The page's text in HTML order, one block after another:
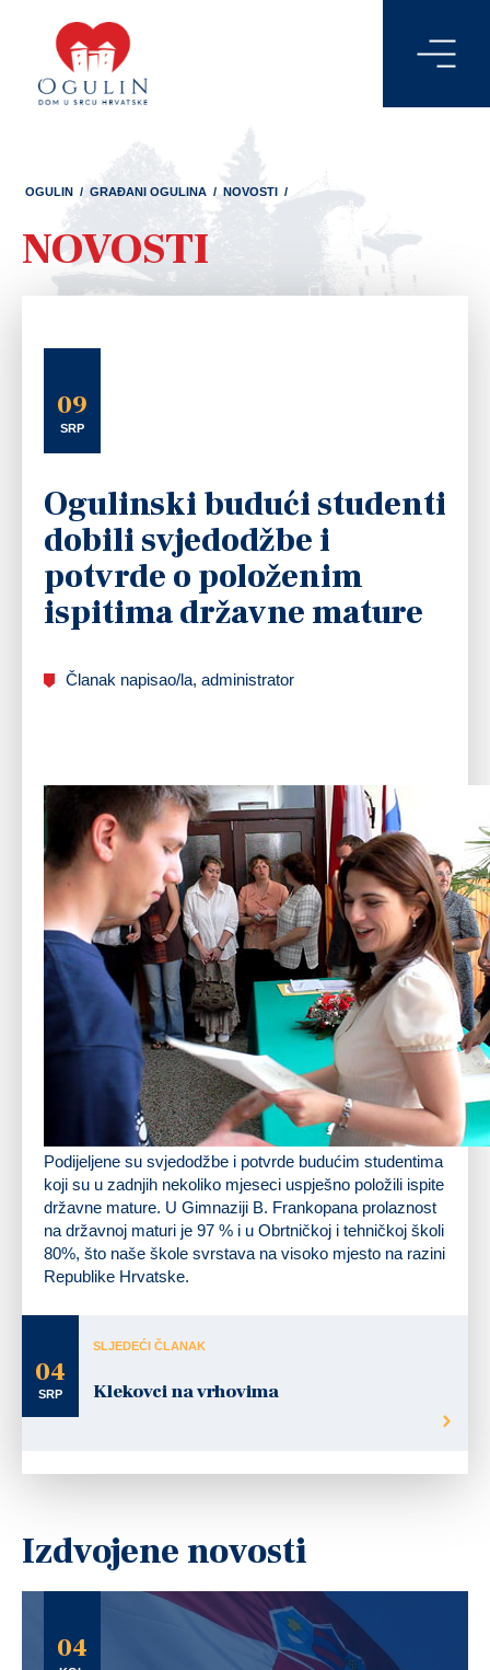
OGULIN / GRAĐANI OGULINA / NOVOSTI /
NOVOSTI
09
SRP
Ogulinski budući studenti
dobili svjedodžbe i
potvrde o položenim
ispitima državne mature
Članak napisao/la, administrator
Podijeljene su svjedodžbe i potvrde budućim studentima
koji su u zadnjih nekoliko mjeseci uspješno položili ispite
državne mature. U Gimnaziji B. Frankopana prolaznost
na državnoj maturi je 97 % i u Obrtničkoj i tehničkoj školi
80%, što naše škole svrstava na visoko mjesto na razini
Republike Hrvatske.
04
SRP
SLJEDEĆI ČLANAK
Klekovci na vrhovima
Izdvojene novosti
04